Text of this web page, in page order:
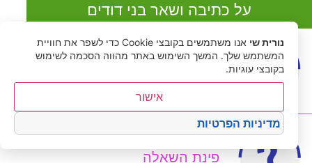
על כתיבה ושאר בני דודים
פינת השאלה
נורית שי
אנו משתמשים בקובצי Cookie כדי לשפר את חוויית
המשתמש שלך. המשך השימוש באתר מהווה הסכמה לשימוש
בקובצי עוגיות.
אישור
מדיניות הפרטיות